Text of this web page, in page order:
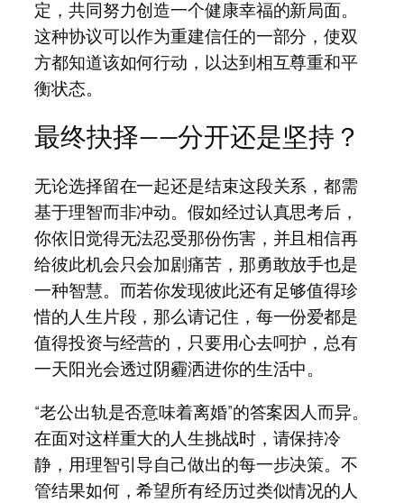
定，共同努力创造一个健康幸福的新局面。
这种协议可以作为重建信任的一部分，使双
方都知道该如何行动，以达到相互尊重和平
衡状态。
最终抉择——分开还是坚持？
无论选择留在一起还是结束这段关系，都需
基于理智而非冲动。假如经过认真思考后，
你依旧觉得无法忍受那份伤害，并且相信再
给彼此机会只会加剧痛苦，那勇敢放手也是
一种智慧。而若你发现彼此还有足够值得珍
惜的人生片段，那么请记住，每一份爱都是
值得投资与经营的，只要用心去呵护，总有
一天阳光会透过阴霾洒进你的生活中。
“老公出轨是否意味着离婚”的答案因人而异。
在面对这样重大的人生挑战时，请保持冷
静，用理智引导自己做出的每一步决策。不
管结果如何，希望所有经历过类似情况的人